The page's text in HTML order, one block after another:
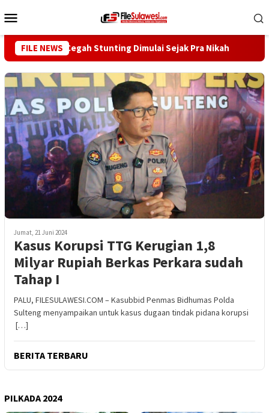
ke
Mobile
FILE NEWS
Reny: Cegah Stunting Dimulai Sejak Pra Nikah
Jumat, 21 Juni 2024
Kasus Korupsi TTG Kerugian 1,8
Milyar Rupiah Berkas Perkara sudah
Tahap I
PALU, FILESULAWESI.COM – Kasubbid Penmas Bidhumas Polda
Sulteng menyampaikan untuk kasus dugaan tindak pidana korupsi
[…]
BERITA TERBARU
PILKADA 2024